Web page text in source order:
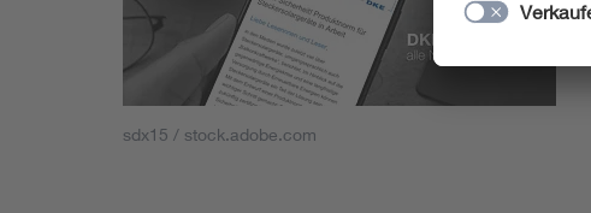
sdx15 / stock.adobe.com